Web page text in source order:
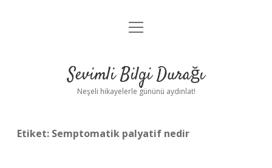
Anasayfa
Yasal Uyarı
menüyü
Sevimli Bilgi Durağı
Neşeli hikayelerle gününü aydınlat!
Etiket: Semptomatik palyatif nedir